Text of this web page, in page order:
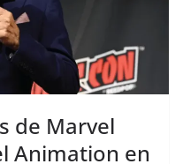
de Marvel
Animation en